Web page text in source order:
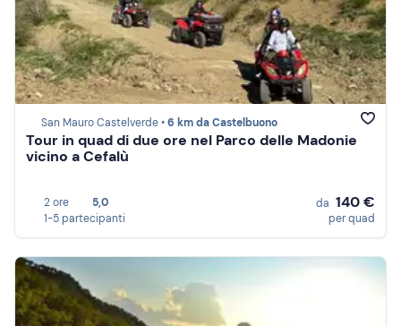
San Mauro Castelverde •6 km da Castelbuono
Tour in quad di due ore nel Parco delle Madonie
vicino a Cefalù
2 ore
5,0
1-5 partecipanti
da 140 €
per quad